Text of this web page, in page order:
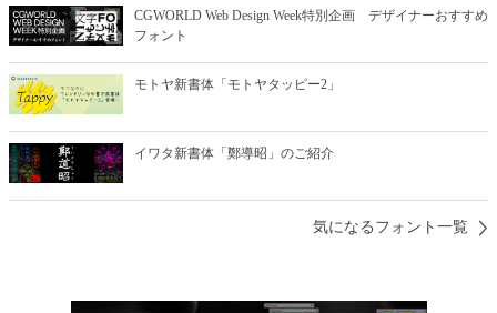
CGWORLD Web Design Week特別企画 デザイナーおすすめ
フォント
モトヤ新書体「モトヤタッピー2」
イワタ新書体「鄭導昭」のご紹介
気になるフォント一覧